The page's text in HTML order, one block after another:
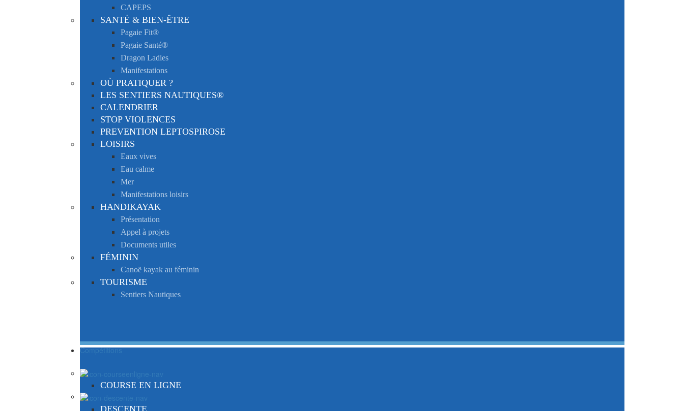
CAPEPS
SANTÉ & BIEN-ÊTRE
Pagaie Fit®
Pagaie Santé®
Dragon Ladies
Manifestations
OÙ PRATIQUER ?
LES SENTIERS NAUTIQUES®
CALENDRIER
STOP VIOLENCES
PREVENTION LEPTOSPIROSE
LOISIRS
Eaux vives
Eau calme
Mer
Manifestations loisirs
HANDIKAYAK
Présentation
Appel à projets
Documents utiles
FÉMININ
Canoë kayak au féminin
TOURISME
Sentiers Nautiques
Compétitions
COURSE EN LIGNE
DESCENTE